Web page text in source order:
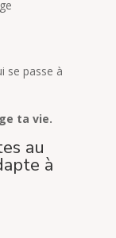
se passe à
ta vie.
au
à